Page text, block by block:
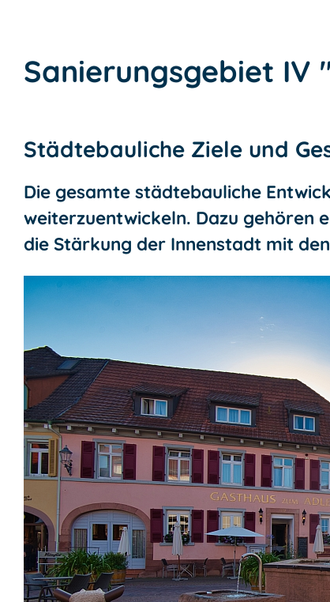
Sanierungsgebiet
Städtebauliche Ziele und
Die gesamte städtebauliche
weiterzuentwickeln. Dazu gehören
die Stärkung der Innenstadt mit